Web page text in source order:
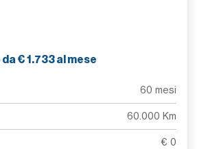
€ 1.733 al mese
60 mesi
60.000 Km
€ 0